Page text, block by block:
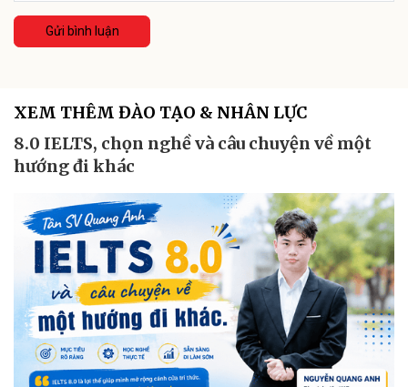
Gửi bình luận
XEM THÊM ĐÀO TẠO & NHÂN LỰC
8.0 IELTS, chọn nghề và câu chuyện về một
hướng đi khác